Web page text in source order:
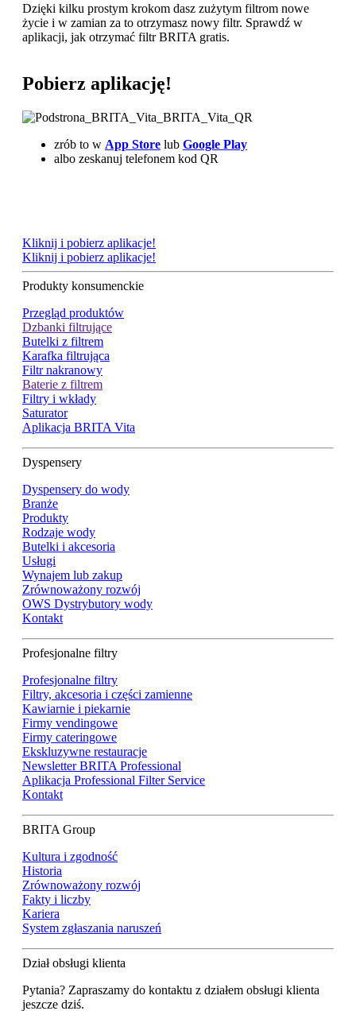
Dzięki kilku prostym krokom dasz zużytym filtrom nowe
życie i w zamian za to otrzymasz nowy filtr. Sprawdź w
aplikacji, jak otrzymać filtr BRITA gratis.
Pobierz aplikację!
zrób to w App Store lub Google Play
albo zeskanuj telefonem kod QR
Kliknij i pobierz aplikacje!
Kliknij i pobierz aplikacje!
Produkty konsumenckie
Przegląd produktów
Dzbanki filtrujące
Butelki z filtrem
Karafka filtrująca
Filtr nakranowy
Baterie z filtrem
Filtry i wkłady
Saturator
Aplikacja BRITA Vita
Dyspensery
Dyspensery do wody
Branże
Produkty
Rodzaje wody
Butelki i akcesoria
Usługi
Wynajem lub zakup
Zrównoważony rozwój
OWS Dystrybutory wody
Kontakt
Profesjonalne filtry
Profesjonalne filtry
Filtry, akcesoria i części zamienne
Kawiarnie i piekarnie
Firmy vendingowe
Firmy cateringowe
Ekskluzywne restauracje
Newsletter BRITA Professional
Aplikacja Professional Filter Service
Kontakt
BRITA Group
Kultura i zgodność
Historia
Zrównoważony rozwój
Fakty i liczby
Kariera
System zgłaszania naruszeń
Dział obsługi klienta
Pytania? Zapraszamy do kontaktu z działem obsługi klienta
jeszcze dziś.